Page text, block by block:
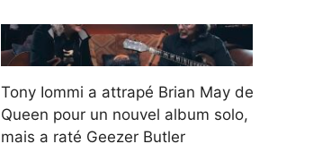
Tony Iommi a attrapé Brian May de
Queen pour un nouvel album solo,
mais a raté Geezer Butler